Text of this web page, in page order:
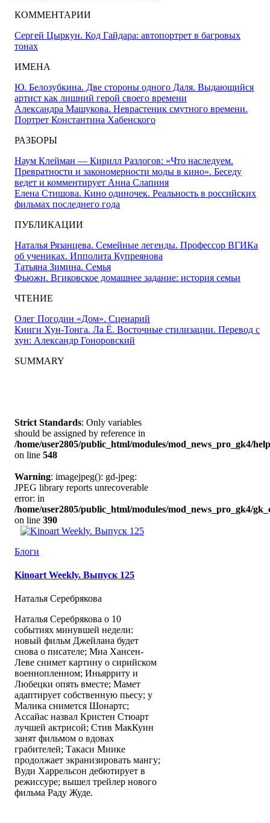
КОММЕНТАРИИ
Сергей Цыркун. Код Гайдара: автопортрет в багровых
тонах
ИМЕНА
Ю. Белозубкина. Две стороны одного Даля. Выдающийся
артист как лишний герой своего времени
Александра Машукова. Неврастеник смутного времени.
Портрет Константина Хабенского
РАЗБОРЫ
Наум Клейман — Кирилл Разлогов: «Что наследуем.
Превратности и закономерности моды в кино». Беседу
ведет и комментирует Анна Слапиня
Елена Стишова. Кино одиночек. Реальность в российских
фильмах последнего года
ПУБЛИКАЦИИ
Наталья Рязанцева. Семейные легенды. Профессор ВГИКа
об учениках. Ипполита Купреянова
Татьяна Зимина. Семья
Фьюжн. Вгиковское домашнее задание: история семьи
ЧТЕНИЕ
Олег Погодин «Дом». Сценарий
Книги Хун-Тонга. Ла Ё. Восточные стилизации. Перевод с
хун: Александр Гоноровский
SUMMARY
Strict Standards: Only variables
should be assigned by reference in
/home/user2805/public_html/modules/mod_news_pro_gk4/
on line 548
Warning: imagejpeg(): gd-jpeg:
JPEG library reports unrecoverable
error: in
/home/user2805/public_html/modules/mod_news_pro_gk4/
on line 390
Блоги
Kinoart Weekly. Выпуск 125
Наталья Серебрякова
Наталья Серебрякова о 10
событиях минувшей недели:
новый фильм Джейлана будет
снова о писателе; Миа Хансен-
Леве снимет картину о сирийском
военнопленном; Иньярриту и
Любецки опять вместе; Мамет
адаптирует собственную пьесу; у
Малика снимется Шонартс;
Ассайас назвал Кристен Стюарт
лучшей актрисой; Стив МакКуин
занят фильмом о вдовах
грабителей; Такаси Миике
продолжает экранизировать мангу;
Вуди Харрельсон дебютирует в
режиссуре; вышел трейлер нового
фильма Раду Жуде.